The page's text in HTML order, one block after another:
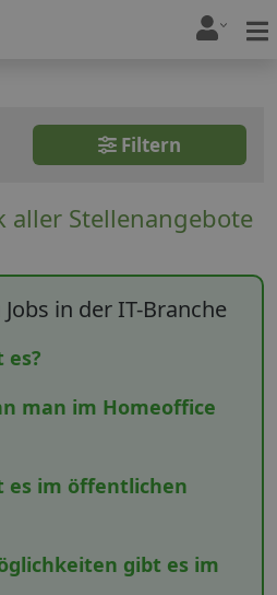
Filtern
aller Stellenangebote
in der IT-Branche
es?
man im Homeoffice
es im öffentlichen
gibt es im